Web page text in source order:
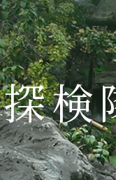
探検